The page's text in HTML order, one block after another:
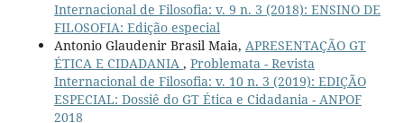
Internacional de Filosofia: v. 9 n. 3 (2018): ENSINO DE
FILOSOFIA: Edição especial
Antonio Glaudenir Brasil Maia, APRESENTAÇÃO GT
ÉTICA E CIDADANIA , Problemata - Revista
Internacional de Filosofia: v. 10 n. 3 (2019): EDIÇÃO
ESPECIAL: Dossiê do GT Ética e Cidadania - ANPOF
2018